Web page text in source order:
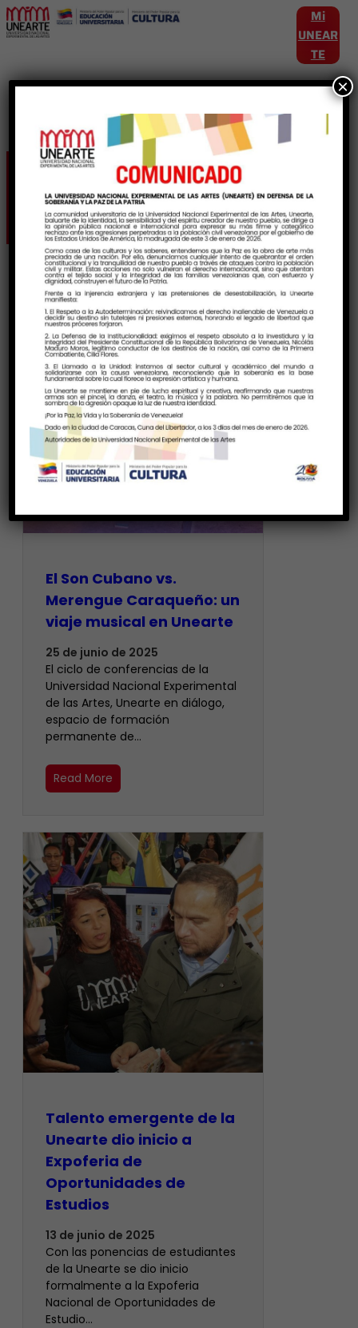
Mi
UNEAR
TE
Etiqueta:GaleriaDeArte
El Son Cubano vs.
Merengue Caraqueño: un
viaje musical en Unearte
25 de junio de 2025
El ciclo de conferencias de la
Universidad Nacional Experimental
de las Artes, Unearte en diálogo,
espacio de formación
permanente de…
Read More
Talento emergente de la
Unearte dio inicio a
Expoferia de
Oportunidades de
Estudios
13 de junio de 2025
Con las ponencias de estudiantes
de la Unearte se dio inicio
formalmente a la Expoferia
Nacional de Oportunidades de
Estudio…
×